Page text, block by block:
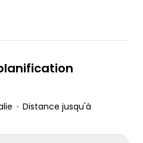
• Distance jusqu'à